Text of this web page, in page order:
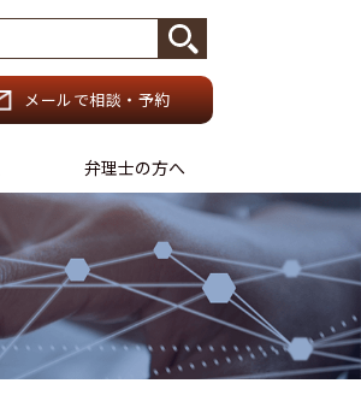
メールで相談・予約
弁理士の方へ